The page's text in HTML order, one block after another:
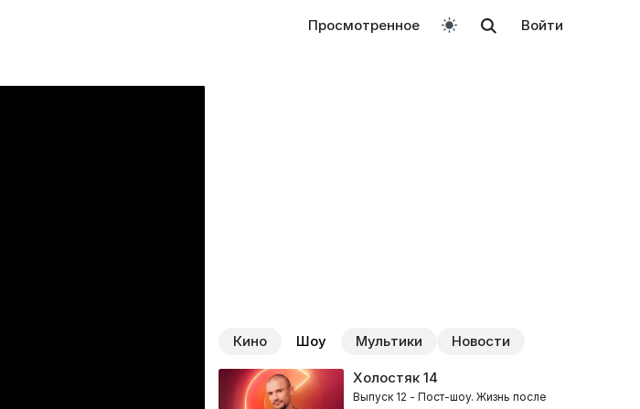
Просмотренное Войти
Кино Шоу Мультики Новости
Холостяк14
Выпуск 12 - Пост-шоу. Жизнь после